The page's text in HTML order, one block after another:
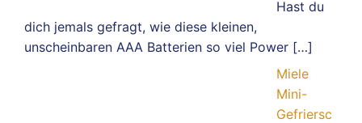
Hast du
dich jemals gefragt, wie diese kleinen,
unscheinbaren AAA Batterien so viel Power […]
Miele
Mini-
Gefriersc